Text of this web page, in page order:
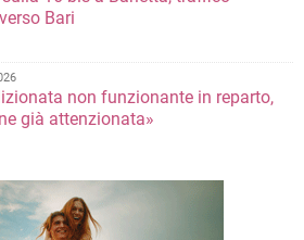
Bari
non funzionante in reparto,
già attenzionata»